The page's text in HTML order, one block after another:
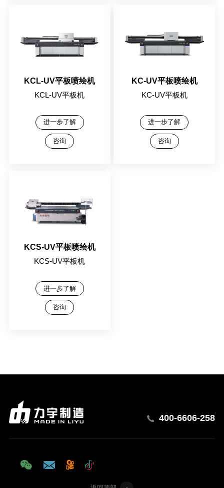
KCL-UV平板喷绘机
KCL-UV平板机
进一步了解
咨询
KC-UV平板喷绘机
KC-UV平板机
进一步了解
咨询
KCS-UV平板喷绘机
KCS-UV平板机
进一步了解
咨询
400-6606-258